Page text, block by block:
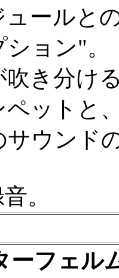
ュールと
ョン"。
き分け
ペットと
サウンド
。
ーフェル